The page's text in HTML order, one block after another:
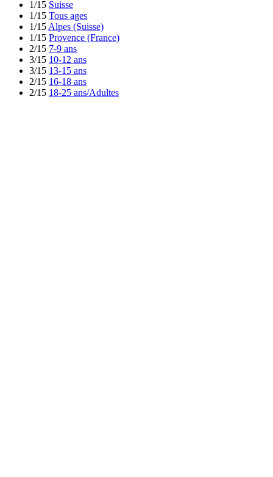
1/15 Suisse
1/15 Tous ages
1/15 Alpes (Suisse)
1/15 Provence (France)
2/15 7-9 ans
3/15 10-12 ans
3/15 13-15 ans
2/15 16-18 ans
2/15 18-25 ans/Adultes